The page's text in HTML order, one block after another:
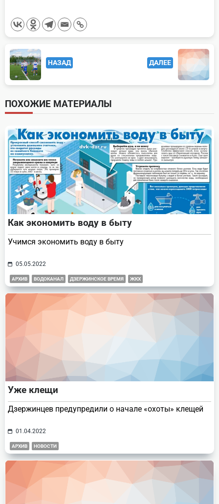
<span
class="nav-
subtitle
screen-
reader-
text">Page</span>
НАЗАД ДАЛЕЕ
ПОХОЖИЕ МАТЕРИАЛЫ
Как экономить воду в быту
Учимся экономить воду в быту
05.05.2022
АРХИВ ВОДОКАНАЛ ДЗЕРЖИНСКОЕ ВРЕМЯ ЖКХ
Уже клещи
Дзержинцев предупредили о начале «охоты» клещей
01.04.2022
АРХИВ НОВОСТИ